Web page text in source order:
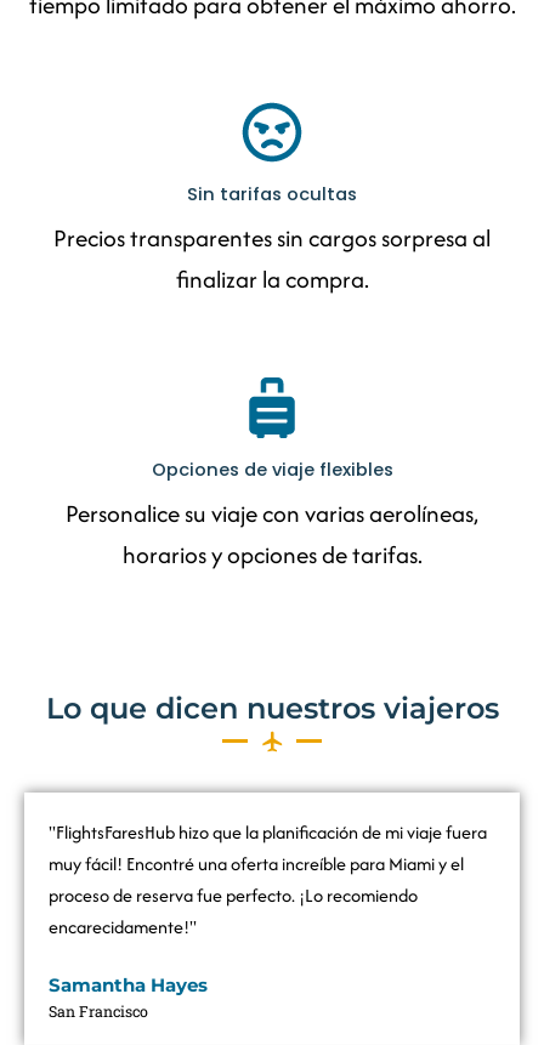
Sin tarifas ocultas
Precios transparentes sin cargos sorpresa al
finalizar la compra.
Opciones de viaje flexibles
Personalice su viaje con varias aerolíneas,
horarios y opciones de tarifas.
Lo que dicen nuestros viajeros
"FlightsFaresHub hizo que la planificación de mi viaje fuera
muy fácil! Encontré una oferta increíble para Miami y el
proceso de reserva fue perfecto. ¡Lo recomiendo
encarecidamente!"
Samantha Hayes
San Francisco